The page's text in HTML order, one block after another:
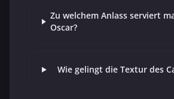
Zu welchem Anlass serviert
Oscar?
Wie gelingt die Textur des